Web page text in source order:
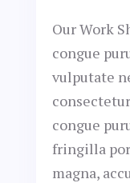
Our Work
congue
vulputate
congue
fringilla
magna,